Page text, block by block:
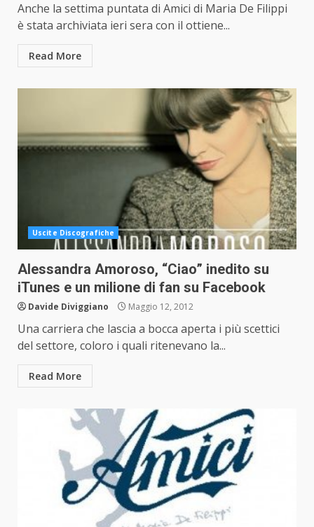
Anche la settima puntata di Amici di Maria De Filippi
è stata archiviata ieri sera con il ottiene...
Read More
Uscite Discografiche
Alessandra Amoroso, “Ciao” inedito su
iTunes e un milione di fan su Facebook
Davide Diviggiano Maggio 12, 2012
Una carriera che lascia a bocca aperta i più scettici
del settore, coloro i quali ritenevano la...
Read More